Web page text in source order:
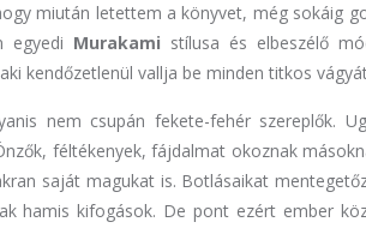
miután letettem a könyvet, még sokáig
egyedi Murakami stílusa és elbeszélő
kendőzetlenül vallja be minden titkos
nem csupán fekete-fehér szereplők.
féltékenyek, fájdalmat okoznak
saját magukat is. Botlásaikat
hamis kifogások. De pont ezért ember